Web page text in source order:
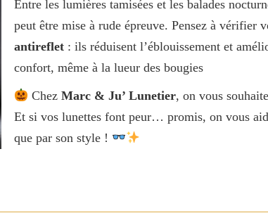
Entre les lumières tamisées et les balades
peut être mise à rude épreuve. Pensez à vérifier
antireflet: ils réduisent l’éblouissement et
confort, même à la lueur des bougies
Chez Marc & Ju’ Lunetier, on vous
Et si vos lunettes font peur… promis, on vous
que par son style !